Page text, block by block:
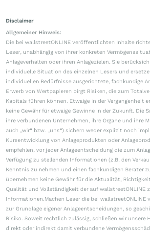
Disclaimer
Allgemeiner Hinweis:
Die bei wallstreetONLINE veröffentlichten Inhalte
Leser, unabhängig von ihrer konkreten
Anlageverhalten oder ihren Anlagezielen. Sie
individuelle Situation des einzelnen Lesers und
individuellen Bedürfnisse ausgerichtete, fachkundige
Erwerb von Wertpapieren birgt Risiken, die zum
Kapitals führen können. Etwaige in der Vergangenheit
keine Gewähr für etwaige Gewinne in der Zukunft. Die
ihre verbundenen Unternehmen, ihre Organe und ihre
auch „wir“ bzw. „uns“) sichern weder explizit noch
Kursentwicklung von Anlageprodukten oder
empfehlen, vor jeder Anlageentscheidung die zum
Verfügung zu stellenden Informationen (z.B. den
Kenntnis zu nehmen und einen fachkundigen Berater
übernehmen keine Gewähr für die Aktualität,
Qualität und Vollständigkeit der auf wallstreetONLINE
Informationen.Machen Leser die bei
zur Grundlage eigener Anlageentscheidungen, so
Risiko. Soweit rechtlich zulässig, schließen wir unsere
direkt oder indirekt damit verbundene